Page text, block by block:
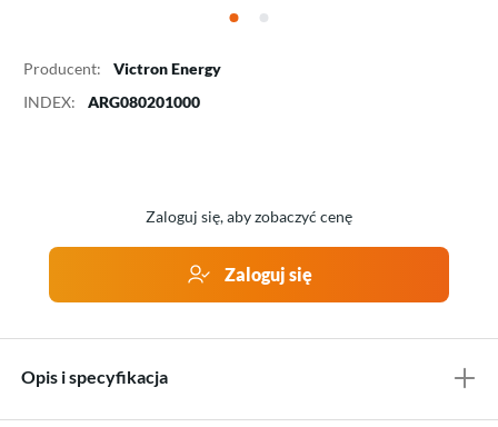
Producent:
Victron Energy
INDEX:
ARG080201000
Zaloguj się, aby zobaczyć cenę
Zaloguj się
Opis i specyfikacja